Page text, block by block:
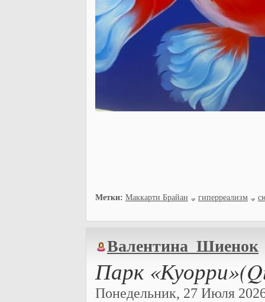
Метки: Маккарти Брайан гиперреализм
Валентина_Шиенок
Парк
Понедельник, 27 Июля